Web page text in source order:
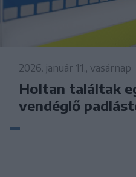
2026. január 11., vasárnap
Holtan találtak
vendéglő